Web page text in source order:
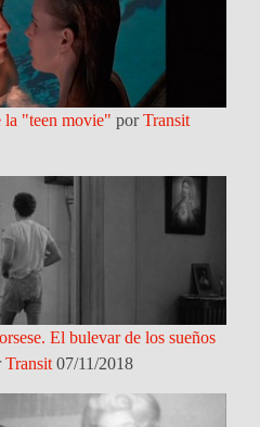
la "teen movie" porTransit
El bulevar de los sueños
Transit 07/11/2018